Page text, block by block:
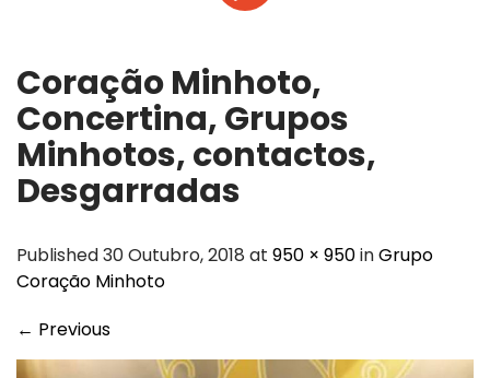
Coração Minhoto,
Concertina, Grupos
Minhotos, contactos,
Desgarradas
Published 30 Outubro, 2018 at 950 × 950inGrupo
Coração Minhoto
← Previous